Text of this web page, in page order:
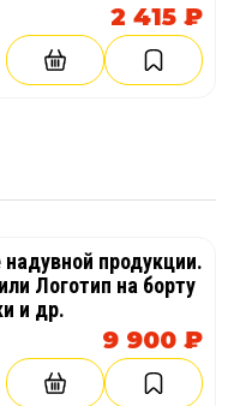
2 415 ₽
продукции.
Логотип на борту
и др.
9 900 ₽